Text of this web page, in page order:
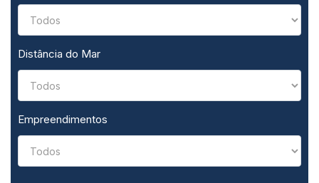
Distância do Mar
Empreendimentos